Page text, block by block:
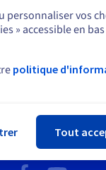
personnaliser vos
» accessible en
politique
Tout